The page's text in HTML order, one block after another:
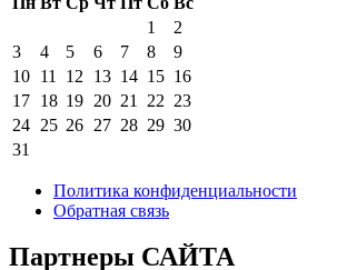
1
2
3
4 5 6 7 8
9
10 11 12 13 14 15 16
17 18 19 20 21 22 23
24 25 26 27 28 29 30
31
Политика конфиденциальности
Обратная связь
Партнеры САЙТА